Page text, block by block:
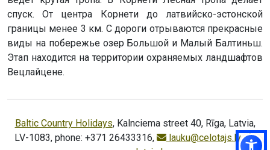
спуск. От центра Корнети до латвийско-эстонской
границы менее 3 км. С дороги отрываются прекрасные
виды на побережье озер Большой и Малый Балтиньш.
Этап находится на территории охраняемых ландшафтов
Вецлайцене.
Baltic Country Holidays, Kalnciema street 40, Rīga, Latvia,
LV-1083, phone: +371 26433316,
lauku@celotajs.lv,